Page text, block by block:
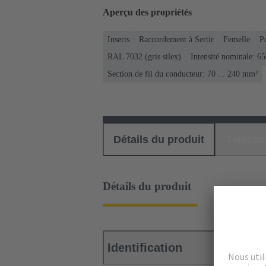
Aperçu des propriétés
Inserts Raccordement à Sertir Femelle
RAL 7032 (gris silex)
Intensité nominale:
Section de fil du conducteur: 70 ... 240 mm²
Détails du produit
Détails du produit
Identification